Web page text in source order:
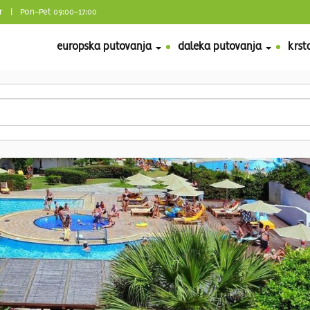
| Pon-Pet 09:00-17:00
europska putovanja daleka putovanja